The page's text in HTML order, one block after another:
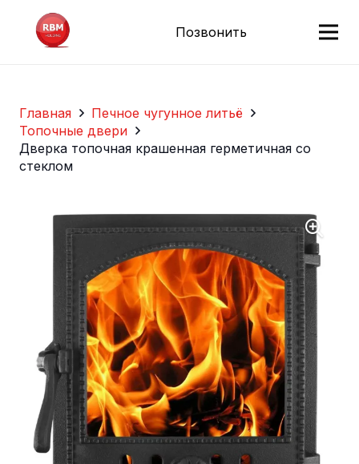
Позвонить
Главная
Печное чугунное литьё
Топочные двери
Дверка топочная крашенная герметичная со
стеклом